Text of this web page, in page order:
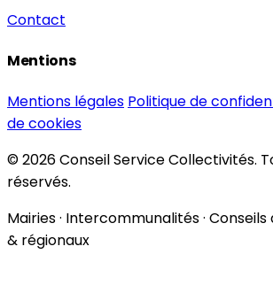
Contact
Mentions
Mentions légales Politique de
de cookies
© 2026 Conseil Service Collectivités.
réservés.
Mairies · Intercommunalités ·
& régionaux